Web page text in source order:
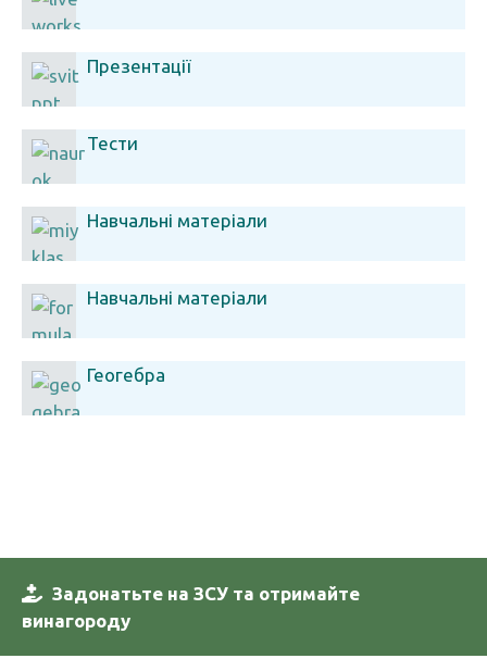
Презентації
Тести
Навчальні матеріали
Навчальні матеріали
Геогебра
Задонатьте на ЗСУ та отримайте
винагороду